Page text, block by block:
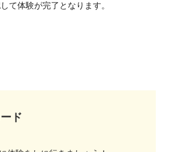
て体験が完了となります。
ド